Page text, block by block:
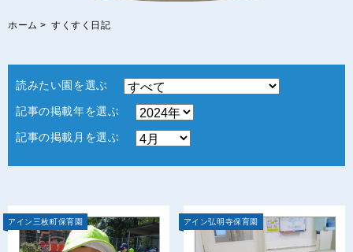
ホーム > すくすく日記
読みたい園を選ぶ
記事の掲載年を選ぶ
記事の掲載月を選ぶ
アイン三枚町保育園 アイン弘明寺保育園